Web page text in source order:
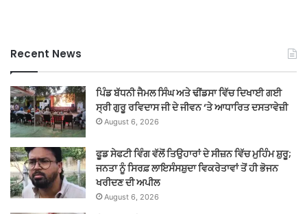
Recent News
ਪਿੰਡ ਬੱਧਨੀ ਜੈਮਲ ਸਿੰਘ ਅਤੇ ਢੀਂਡਸਾ ਵਿੱਚ ਦਿਖਾਈ ਗਈ
ਸ੍ਰੀ ਗੁਰੂ ਰਵਿਦਾਸ ਜੀ ਦੇ ਜੀਵਨ ‘ਤੇ ਆਧਾਰਿਤ ਦਸਤਾਵੇਜ਼ੀ
August 6, 2026
ਫੂਡ ਸੇਫਟੀ ਵਿੰਗ ਵੱਲੋਂ ਤਿਉਹਾਰਾਂ ਦੇ ਸੀਜ਼ਨ ਵਿੱਚ ਮੁਹਿੰਮ ਸ਼ੁਰੂ;
ਜਨਤਾ ਨੂੰ ਸਿਰਫ਼ ਲਾਇਸੰਸਸ਼ੁਦਾ ਵਿਕਰੇਤਾਵਾਂ ਤੋਂ ਹੀ ਭੋਜਨ
ਖਰੀਦਣ ਦੀ ਅਪੀਲ
August 6, 2026